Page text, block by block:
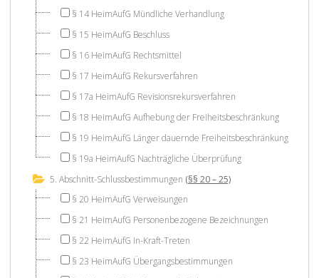
§ 14 HeimAufG Mündliche Verhandlung
§ 15 HeimAufG Beschluss
§ 16 HeimAufG Rechtsmittel
§ 17 HeimAufG Rekursverfahren
§ 17a HeimAufG Revisionsrekursverfahren
§ 18 HeimAufG Aufhebung der Freiheitsbeschränkung
§ 19 HeimAufG Länger dauernde Freiheitsbeschränkung
§ 19a HeimAufG Nachträgliche Überprüfung
5. Abschnitt-Schlussbestimmungen (§§ 20 – 25)
§ 20 HeimAufG Verweisungen
§ 21 HeimAufG Personenbezogene Bezeichnungen
§ 22 HeimAufG In-Kraft-Treten
§ 23 HeimAufG Übergangsbestimmungen